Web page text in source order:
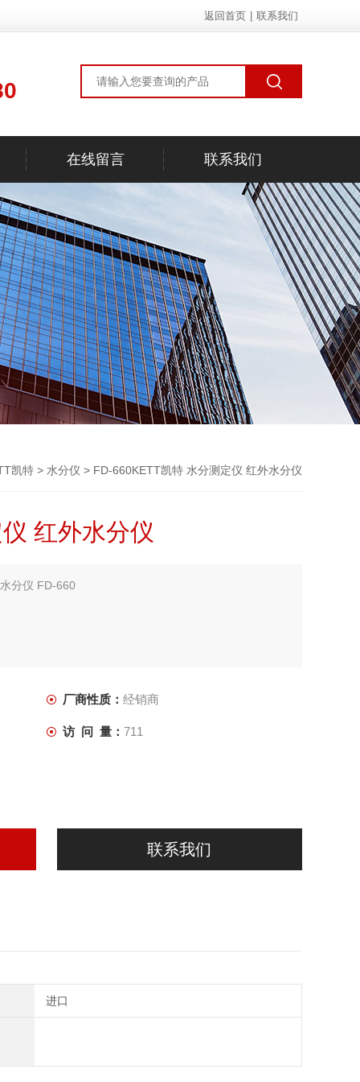
返回首页 联系我们
在线留言 联系我们
凯特 > 水分仪 > FD-660KETT凯特 水分测定仪 红外水分仪
红外水分仪
分仪 FD-660
厂商性质： 经销商
访 问 量： 711
联系我们
进口